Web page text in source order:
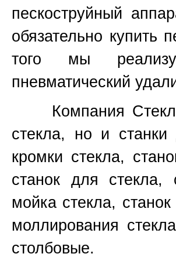
пескоструйный
обязательно купить
того мы
пневматический
Компания
стекла, но и
кромки стекла,
станок для стекла,
мойка стекла,
моллирования
столбовые.